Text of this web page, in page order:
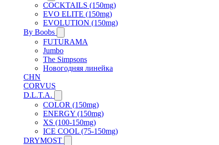
COCKTAILS (150mg)
EVO ELITE (150mg)
EVOLUTION (150mg)
By Boobs
FUTURAMA
Jumbo
The Simpsons
Новогодняя линейка
CHN
CORVUS
D.L.T.A.
COLOR (150mg)
ENERGY (150mg)
XS (100-150mg)
ICE COOL (75-150mg)
DRYMOST